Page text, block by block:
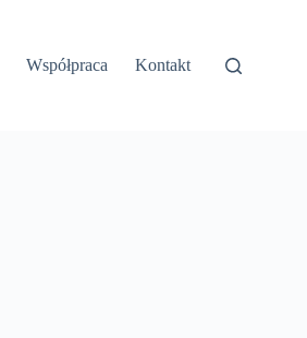
Współpraca Kontakt